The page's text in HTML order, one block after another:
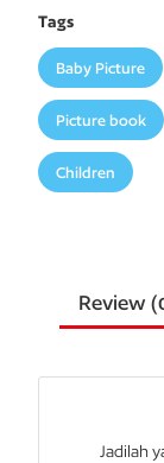
menghalangi
ini?
Tags
Baby Picture
Picture book
Children
Review (
Jadilah